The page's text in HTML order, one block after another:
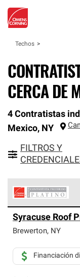
Techos
CERCA DE
4 Contratistas
Mexico, NY
FILTROS Y
Corning
exclusiva y
Solo ellos pueden
sistemas de
Syracuse Roof
Brewerton, NY
Financiación